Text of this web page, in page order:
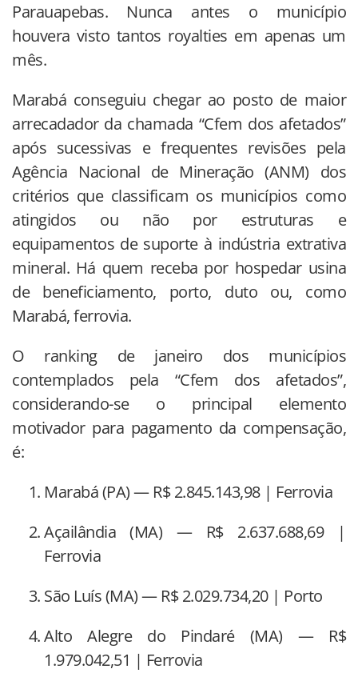
Parauapebas. Nunca antes o município
houvera visto tantos royalties em apenas um
mês.
Marabá conseguiu chegar ao posto de maior
arrecadador da chamada “Cfem dos afetados”
após sucessivas e frequentes revisões pela
Agência Nacional de Mineração (ANM) dos
critérios que classificam os municípios como
atingidos ou não por estruturas e
equipamentos de suporte à indústria extrativa
mineral. Há quem receba por hospedar usina
de beneficiamento, porto, duto ou, como
Marabá, ferrovia.
O ranking de janeiro dos municípios
contemplados pela “Cfem dos afetados”,
considerando-se o principal elemento
motivador para pagamento da compensação,
é:
Marabá (PA) — R$ 2.845.143,98 | Ferrovia
Açailândia (MA) — R$ 2.637.688,69 |
Ferrovia
São Luís (MA) — R$ 2.029.734,20 | Porto
Alto Alegre do Pindaré (MA) — R$
1.979.042,51 | Ferrovia